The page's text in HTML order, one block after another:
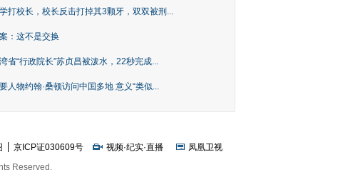
打校长，校长反击打掉其3颗牙，双双被刑...
：这不是交换
省“行政院长”苏贞昌被泼水，22秒完成...
人物约翰·桑顿访问中国多地 意义“类似...
京ICP证030609号 视频·纪实·直播
凤凰卫视
Reserved.